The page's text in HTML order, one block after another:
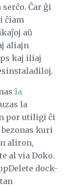
Ĉar ĝi
ĉiam
aŭ
aliajn
kaj iliaj
la
la
por utiligi ĉi
kuri
aliron,
al via Doko.
dock-